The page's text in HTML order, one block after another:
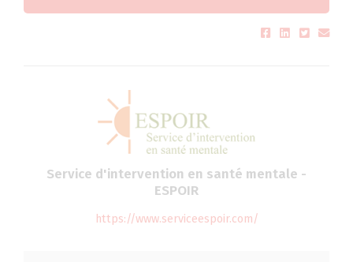
Service d'intervention en santé mentale -
ESPOIR
https://www.serviceespoir.com/